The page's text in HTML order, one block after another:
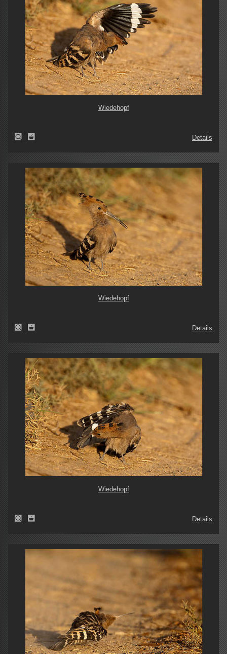
Wiedehopf
Details
Wiedehopf
Details
Wiedehopf
Details